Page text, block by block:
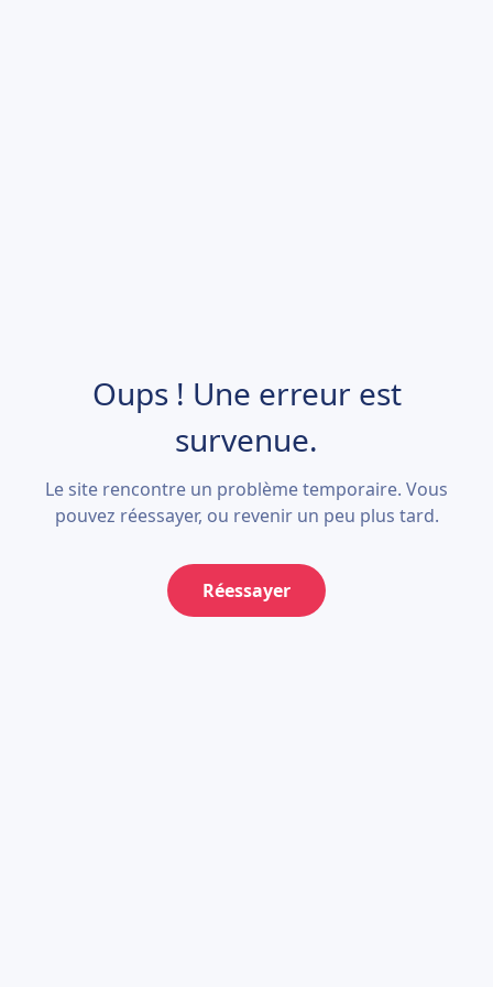
Oups ! Une erreur est
survenue.
Le site rencontre un problème temporaire. Vous
pouvez réessayer, ou revenir un peu plus tard.
Réessayer